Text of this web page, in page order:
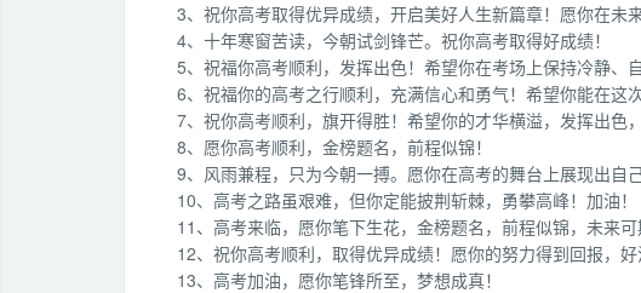
3、祝你高考取得优异成绩，开启美好人生新篇章！愿你在未
4、十年寒窗苦读，今朝试剑锋芒。祝你高考取得好成绩！
5、祝福你高考顺利，发挥出色！希望你在考场上保持冷静、
6、祝福你的高考之行顺利，充满信心和勇气！希望你能在这
7、祝你高考顺利，旗开得胜！希望你的才华横溢，发挥出色
8、愿你高考顺利，金榜题名，前程似锦！
9、风雨兼程，只为今朝一搏。愿你在高考的舞台上展现出自
10、高考之路虽艰难，但你定能披荆斩棘，勇攀高峰！加油！
11、高考来临，愿你笔下生花，金榜题名，前程似锦，未来可
12、祝你高考顺利，取得优异成绩！愿你的努力得到回报，好
13、高考加油，愿你笔锋所至，梦想成真！